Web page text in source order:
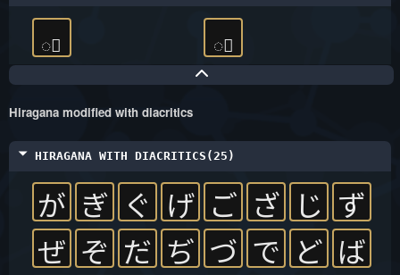
◌゚ ◌゙
Hiragana modified with diacritics
HIRAGANA WITH DIACRITICS(25)
が ぎ ぐ げ ご ざ じ ず
ぜ ぞ だ ぢ づ で ど ば